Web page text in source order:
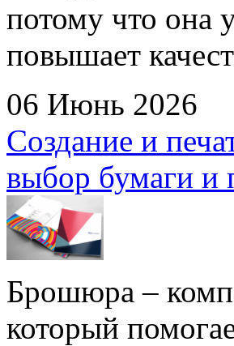
потому что она
повышает
06 Июнь 2026
Создание и
выбор бумаги и
Брошюра –
который